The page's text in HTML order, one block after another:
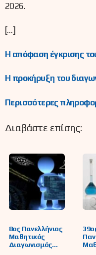
2026.
[…]
Η απόφαση έγκρισης
Η προκήρυξη του
Περισσότερες
Διαβάστε επίσης:
8oς Πανελλήνιος
Μαθητικός
Διαγωνισμός